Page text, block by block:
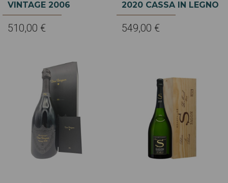
VINTAGE 2006
510,00 €
2020 CASSA IN LEGNO
549,00 €